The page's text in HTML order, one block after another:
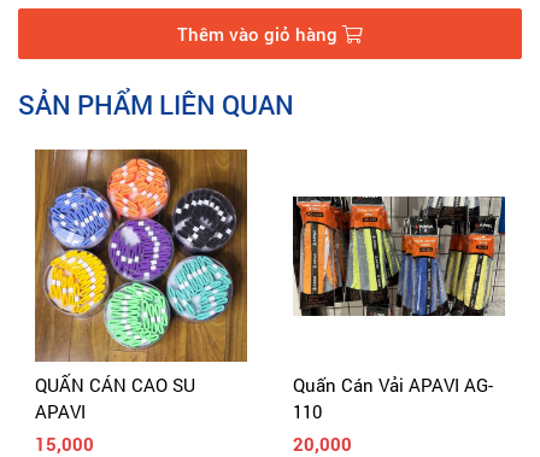
Thêm vào giỏ hàng
SẢN PHẨM LIÊN QUAN
QUẤN CÁN CAO SU
APAVI
15,000
Quấn Cán Vải APAVI AG-
110
20,000